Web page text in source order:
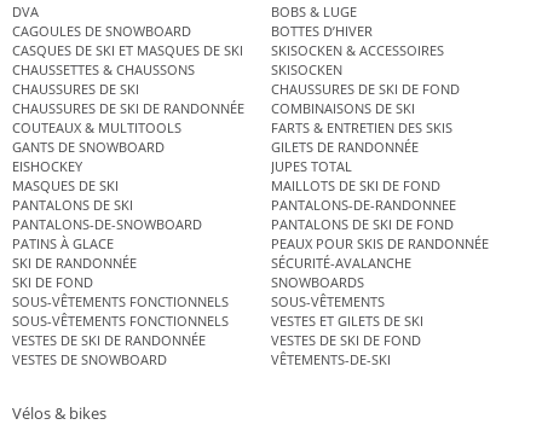
DVA
BOBS & LUGE
CAGOULES DE SNOWBOARD
BOTTES D’HIVER
CASQUES DE SKI ET MASQUES DE SKI
SKISOCKEN & ACCESSOIRES
CHAUSSETTES & CHAUSSONS
SKISOCKEN
CHAUSSURES DE SKI
CHAUSSURES DE SKI DE FOND
CHAUSSURES DE SKI DE RANDONNÉE
COMBINAISONS DE SKI
COUTEAUX & MULTITOOLS
FARTS & ENTRETIEN DES SKIS
GANTS DE SNOWBOARD
GILETS DE RANDONNÉE
EISHOCKEY
JUPES TOTAL
MASQUES DE SKI
MAILLOTS DE SKI DE FOND
PANTALONS DE SKI
PANTALONS-DE-RANDONNEE
PANTALONS-DE-SNOWBOARD
PANTALONS DE SKI DE FOND
PATINS À GLACE
PEAUX POUR SKIS DE RANDONNÉE
SKI DE RANDONNÉE
SÉCURITÉ-AVALANCHE
SKI DE FOND
SNOWBOARDS
SOUS-VÊTEMENTS FONCTIONNELS
SOUS-VÊTEMENTS
SOUS-VÊTEMENTS FONCTIONNELS
VESTES ET GILETS DE SKI
VESTES DE SKI DE RANDONNÉE
VESTES DE SKI DE FOND
VESTES DE SNOWBOARD
VÊTEMENTS-DE-SKI
Vélos & bikes